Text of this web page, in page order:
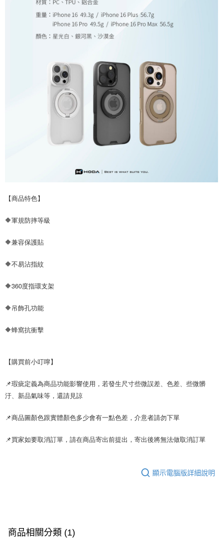
【商品特色】
🔶軍規防摔等級
🔶兼容保護貼
🔶不易沾指紋
🔶360度指環支架
🔶吊飾孔功能
🔶蜂窩抗衝擊
【購買前小叮嚀】
📌瑕疵定義為商品功能影響使用，若發生尺寸些微誤差、色差、些微髒
汙、新品氣味等，還請見諒
📌商品圖顏色跟實體顏色多少會有一點色差，介意者請勿下單
📌買家如要取消訂單，請在商品寄出前提出，寄出後將無法做取消訂單
顯示電腦版詳細說明
商品相關分類 (1)